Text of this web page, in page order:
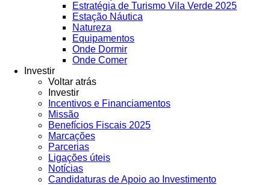
Estratégia de Turismo Vila Verde 2025
Estação Náutica
Natureza
Equipamentos
Onde Dormir
Onde Comer
Investir
Voltar atrás
Investir
Incentivos e Financiamentos
Missão
Benefícios Fiscais 2025
Marcações
Parcerias
Ligações úteis
Notícias
Candidaturas de Apoio ao Investimento